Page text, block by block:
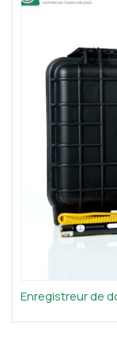
Enregistreur de